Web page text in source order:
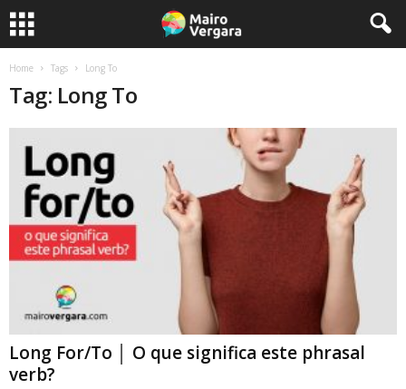
Home Tags Long To
Tag: Long To
Long For/To │ O que significa este phrasal
verb?